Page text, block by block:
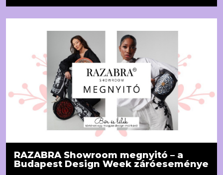
RAZABRA Showroom megnyitó – a
Budapest Design Week záróeseménye